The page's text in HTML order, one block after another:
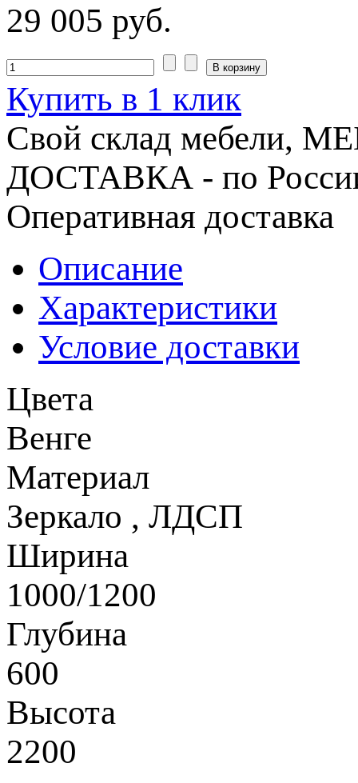
29 005 руб.
Купить в 1 клик
Свой склад мебели,
ДОСТАВКА - по
Оперативная доставка
Описание
Характеристики
Условие доставки
Цвета
Венге
Материал
Зеркало , ЛДСП
Ширина
1000/1200
Глубина
600
Высота
2200